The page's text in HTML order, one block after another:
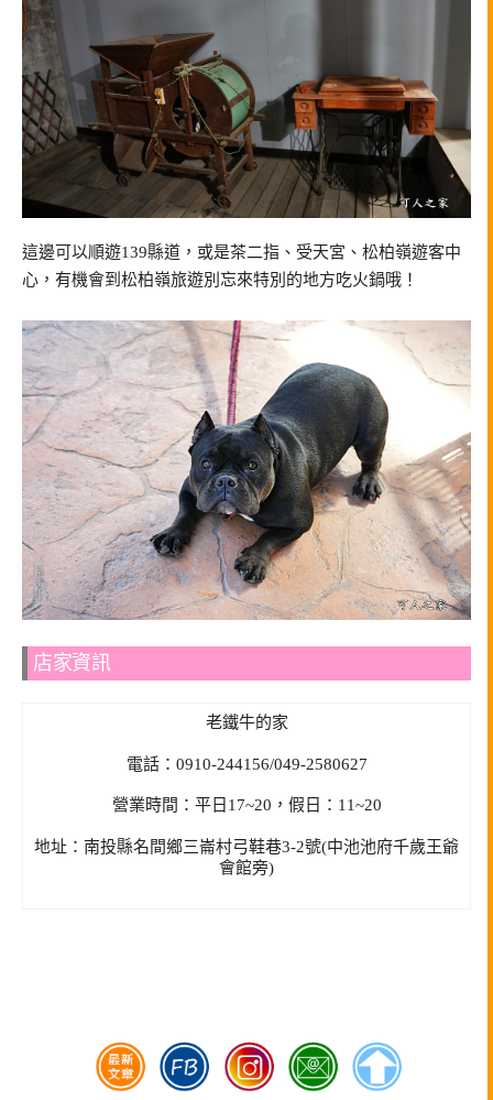
這邊可以順遊139縣道，或是茶二指、受天宮、松柏嶺遊客中
心，有機會到松柏嶺旅遊別忘來特別的地方吃火鍋哦！
店家資訊
老鐵牛的家
電話：0910-244156/049-2580627
營業時間：平日17~20，假日：11~20
地址：南投縣名間鄉三崙村弓鞋巷3-2號(中池池府千歲王爺
會館旁)